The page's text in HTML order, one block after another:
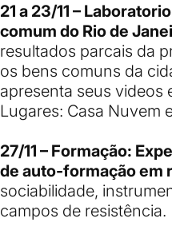
21 a 23/11 –
comum do Rio de
resultados parcais da
os bens comuns da
apresenta seus videos
Lugares: Casa Nuvem
27/11 – Formação:
de auto-formação em
sociabilidade,
campos de resistência.